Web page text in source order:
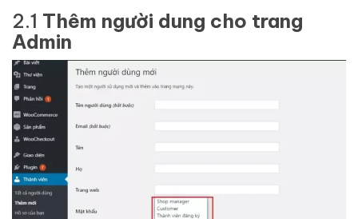
2.1 Thêm người dung cho trang
Admin